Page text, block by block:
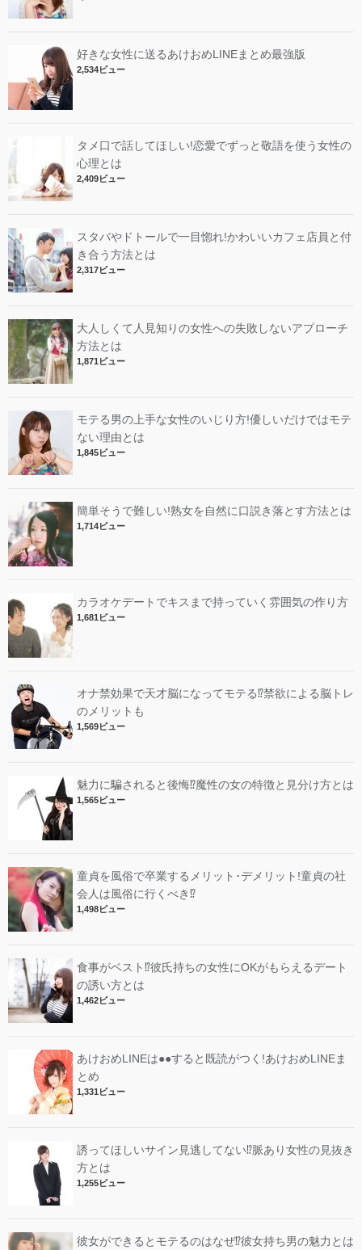
好きな女性に送るあけおめLINEまとめ最強版
2,534ビュー
タメ口で話してほしい!恋愛でずっと敬語を使う女性の
心理とは
2,409ビュー
スタバやドトールで一目惚れ!かわいいカフェ店員と付
き合う方法とは
2,317ビュー
大人しくて人見知りの女性への失敗しないアプローチ
方法とは
1,871ビュー
モテる男の上手な女性のいじり方!優しいだけではモテ
ない理由とは
1,845ビュー
簡単そうで難しい!熟女を自然に口説き落とす方法とは
1,714ビュー
カラオケデートでキスまで持っていく雰囲気の作り方
1,681ビュー
オナ禁効果で天才脳になってモテる⁉︎禁欲による脳トレ
のメリットも
1,569ビュー
魅力に騙されると後悔⁉︎魔性の女の特徴と見分け方とは
1,565ビュー
童貞を風俗で卒業するメリット･デメリット!︎童貞の社
会人は風俗に行くべき⁉︎
1,498ビュー
食事がベスト⁉︎彼氏持ちの女性にOKがもらえるデート
の誘い方とは
1,462ビュー
あけおめLINEは●●すると既読がつく!あけおめLINEま
とめ
1,331ビュー
誘ってほしいサイン見逃してない⁉︎脈あり女性の見抜き
方とは
1,255ビュー
彼女ができるとモテるのはなぜ⁉︎彼女持ち男の魅力とは